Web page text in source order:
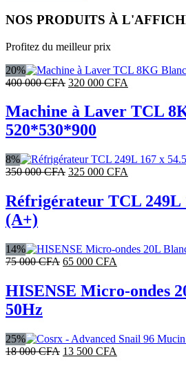
NOS PRODUITS À
Profitez du meilleur prix
20%
400 000CFA Le
initial
était :
400
320 000 CFA
actuel
est :
Machine à Laver TCL
520*530*900
8%
350 000CFA Le
initial
était :
325 000 CFA
actuel
est :
Réfrigérateur TCL 249L
(A+)
14%
75 000CFA Le
initial
était :
65 000 CFA
est :
HISENSE Micro-ondes
50Hz
25%
18 000CFA Le
13 500 CFA